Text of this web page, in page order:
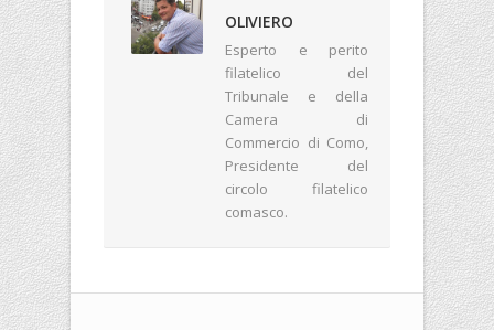
OLIVIERO
Esperto e perito
filatelico del
Tribunale e della
Camera di
Commercio di Como,
Presidente del
circolo filatelico
comasco.